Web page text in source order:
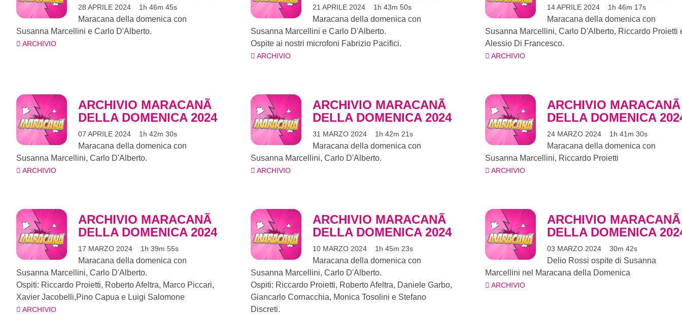
28 APRILE 2024 1h 46m 45s
Maracana della domenica con
Susanna Marcellini e Carlo D'Alberto.
ARCHIVIO
21 APRILE 2024 1h 43m 50s
Maracana della domenica con
Susanna Marcellini e Carlo D'Alberto.
Ospite ai nostri microfoni Fabrizio Pacifici.
ARCHIVIO
14 APRILE 2024 1h 46m 17s
Maracana della domenica con
Susanna Marcellini, Carlo D'Alberto, Riccardo Proietti
Alessio Di Francesco.
ARCHIVIO
ARCHIVIO MARACANÃ
DELLA DOMENICA 2024
07 APRILE 2024 1h 42m 30s
Maracana della domenica con
Susanna Marcellini, Carlo D'Alberto.
ARCHIVIO
ARCHIVIO MARACANÃ
DELLA DOMENICA 2024
31 MARZO 2024 1h 42m 21s
Maracana della domenica con
Susanna Marcellini, Carlo D'Alberto.
ARCHIVIO
ARCHIVIO MARACANÃ
DELLA DOMENICA
24 MARZO 2024 1h 41m 30s
Maracana della domenica con
Susanna Marcellini, Riccardo Proietti
ARCHIVIO
ARCHIVIO MARACANÃ
DELLA DOMENICA 2024
17 MARZO 2024 1h 39m 55s
Maracana della domenica con
Susanna Marcellini, Carlo D'Alberto.
Ospiti: Riccardo Proietti, Roberto Afeltra, Marco Piccari,
Xavier Jacobelli,Pino Capua e Luigi Salomone
ARCHIVIO
ARCHIVIO MARACANÃ
DELLA DOMENICA 2024
10 MARZO 2024 1h 45m 23s
Maracana della domenica con
Susanna Marcellini, Carlo D'Alberto.
Ospiti: Riccardo Proietti, Roberto Afeltra, Daniele Garbo,
Giancarlo Cornacchia, Monica Tosolini e Stefano
Discreti.
ARCHIVIO MARACANÃ
DELLA DOMENICA
03 MARZO 2024 30m 42s
Delio Rossi ospite di Susanna
Marcellini nel Maracana della Domenica
ARCHIVIO